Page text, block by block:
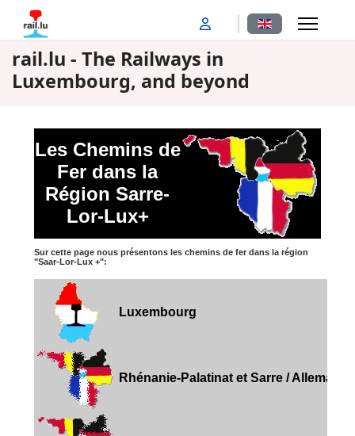
Select your
rail.lu - The Railways in
Luxembourg, and beyond